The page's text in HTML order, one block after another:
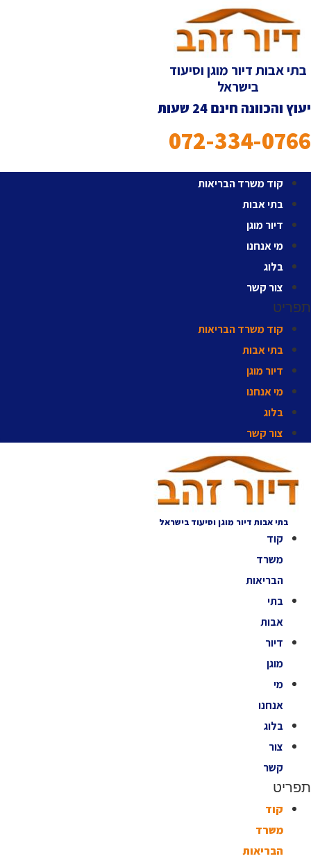
לתוכן
בתי אבות דיור מוגן וסיעוד
בישראל
יעוץ והכוונה חינם 24 שעות
072-334-0766
קוד משרד הבריאות
בתי אבות
דיור מוגן
מי אנחנו
בלוג
צור קשר
תפריט
קוד משרד הבריאות
בתי אבות
דיור מוגן
מי אנחנו
בלוג
צור קשר
בתי אבות דיור מוגן וסיעוד בישראל
קוד
משרד
הבריאות
בתי
אבות
דיור
מוגן
מי
אנחנו
בלוג
צור
קשר
תפריט
קוד
משרד
הבריאות